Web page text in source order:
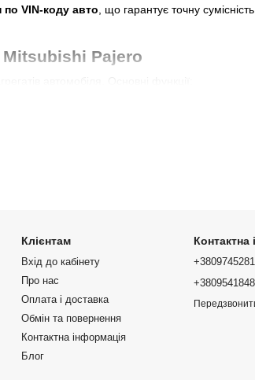
по VIN-коду авто, що гарантує точну
Mitsubishi Pajero
передньої підвіски.
положення коліс.
доступні ціни.
Клієнтам
Вхід до кабінету
Про нас
Оплата і доставка
Обмін та повернення
Контактна інформація
Блог
Контактна